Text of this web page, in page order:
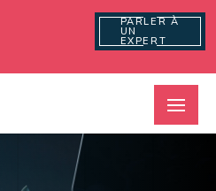
PARLER À
UN
EXPERT